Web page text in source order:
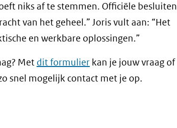
niks af te stemmen. Officiële besluiten
van het geheel.” Joris vult aan: “Het
en werkbare oplossingen.”
Met dit formulier kan je jouw vraag of
snel mogelijk contact met je op.